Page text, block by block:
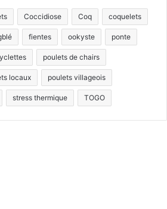
Coccidiose Coq coquelets
fientes ookyste ponte
poulets de chairs
locaux poulets villageois
stress thermique TOGO